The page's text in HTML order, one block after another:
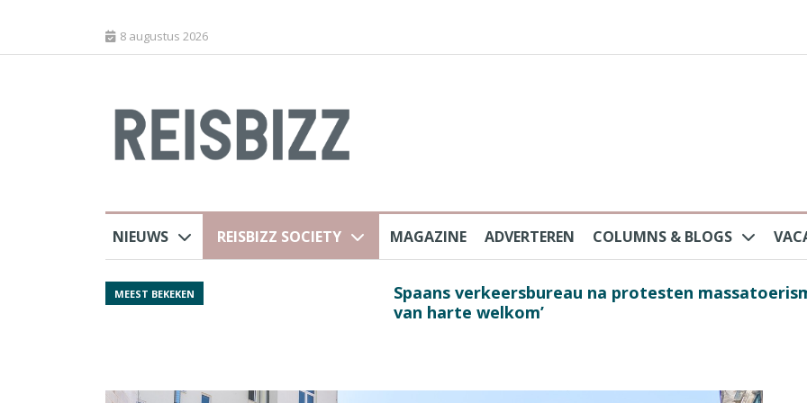
8 augustus 2026
NIEUWS REISBIZZ SOCIETY MAGAZINE ADVERTEREN COLUMNS & BLOGS
MEEST BEKEKEN
Spaans verkeersbureau na protesten massatoerisme: ‘Nederlandse